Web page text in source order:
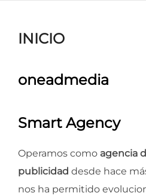
INICIO
oneadmedia
Smart Agency
Operamos como agencia
publicidad desde hace
nos ha permitido